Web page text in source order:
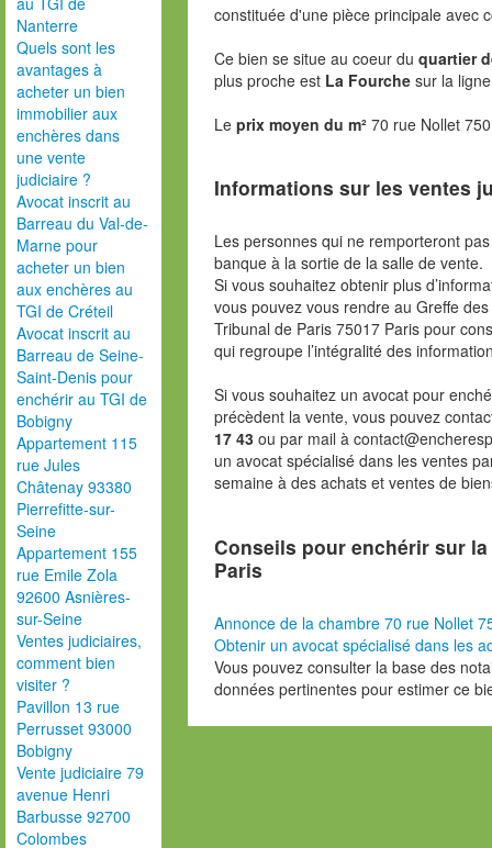
Nanterre
Quels sont les
avantages à
acheter un bien
immobilier aux
enchères dans
une vente
judiciaire ?
Avocat inscrit au
Barreau du Val-de-
Marne pour
acheter un bien
aux enchères au
TGI de Créteil
Avocat inscrit au
Barreau de Seine-
Saint-Denis pour
enchérir au TGI de
Bobigny
Appartement 115
rue Jules
Châtenay 93380
Pierrefitte-sur-
Seine
Appartement 155
rue Emile Zola
92600 Asnières-
sur-Seine
Ventes judiciaires,
comment bien
visiter ?
Pavillon 13 rue
Perrusset 93000
Bobigny
Vente judiciaire 79
avenue Henri
Barbusse 92700
Colombes
constituée d'une pièce principale avec
Ce bien se situe au coeur du quartier
plus proche est La Fourchesur la
Le prix moyen du m² 70 rue Nollet
Informations sur les ventes
Les personnes qui ne remporteront
banque à la sortie de la salle de vente.
Si vous souhaitez obtenir plus
vous pouvez vous rendre au Greffe
Tribunal de Paris 75017 Paris pour
qui regroupe l’intégralité des
Si vous souhaitez un avocat pour
précèdent la vente, vous pouvez
17 43 ou par mail à
un avocat spécialisé dans les ventes
semaine à des achats et ventes de
Conseils pour enchérir sur
Paris
Annonce de la chambre 70 rue Nollet
Obtenir un avocat spécialisé dans les
Vous pouvez consulter la base des
données pertinentes pour estimer ce